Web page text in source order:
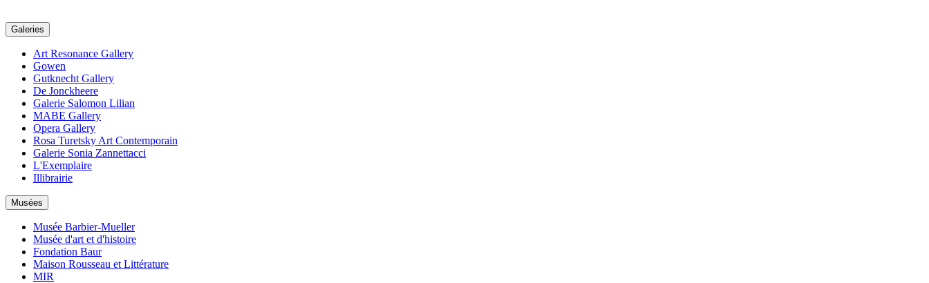
Galeries
Art Resonance Gallery
Gowen
Gutknecht Gallery
De Jonckheere
Galerie Salomon Lilian
MABE Gallery
Opera Gallery
Rosa Turetsky Art Contemporain
Galerie Sonia Zannettacci
L'Exemplaire
Illibrairie
Musées
Musée Barbier-Mueller
Musée d'art et d'histoire
Fondation Baur
Maison Rousseau et Littérature
MIR